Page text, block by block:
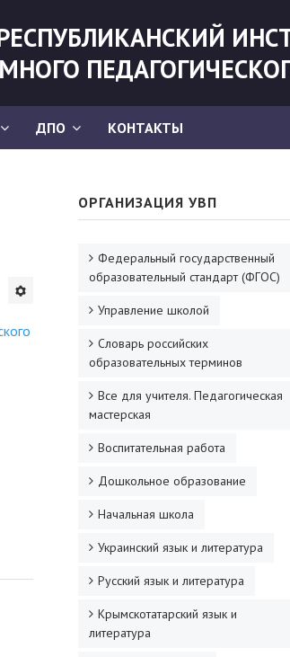
ДПО КОНТАКТЫ
ОРГАНИЗАЦИЯ УВП
Федеральный государственный
образовательный стандарт (ФГОС)
Управление школой
Словарь российских
образовательных терминов
Все для учителя. Педагогическая
мастерская
Воспитательная работа
Дошкольное образование
Начальная школа
Украинский язык и литература
Русский язык и литература
Крымскотатарский язык и
литература